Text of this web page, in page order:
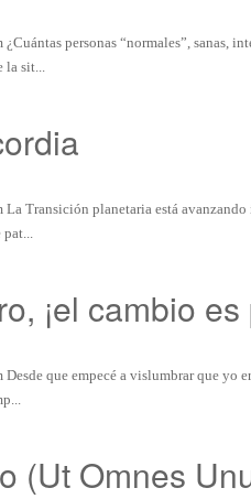
¿Cuántas personas “normales”, sanas,
la sit...
La Transición planetaria está
pat...
¡el cambio
Desde que empecé a vislumbrar que yo
(Ut Omnes